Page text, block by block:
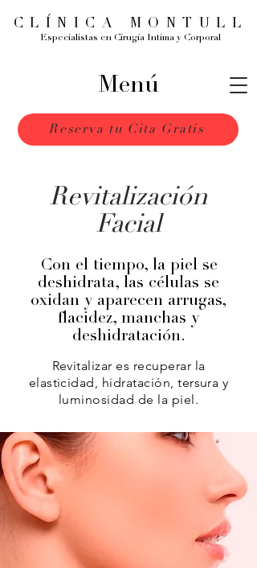
Reserva tu Cita Gratis
CLÍNICA MONTULL
Especialistas en Cirugía Intima y Corporal
Menú
Revitalización
Facial
Con el tiempo, la piel se
deshidrata, las células se
oxidan y aparecen arrugas,
flacidez, manchas y
deshidratación.
Revitalizar es recuperar la
elasticidad, hidratación, tersura y
luminosidad de la piel.